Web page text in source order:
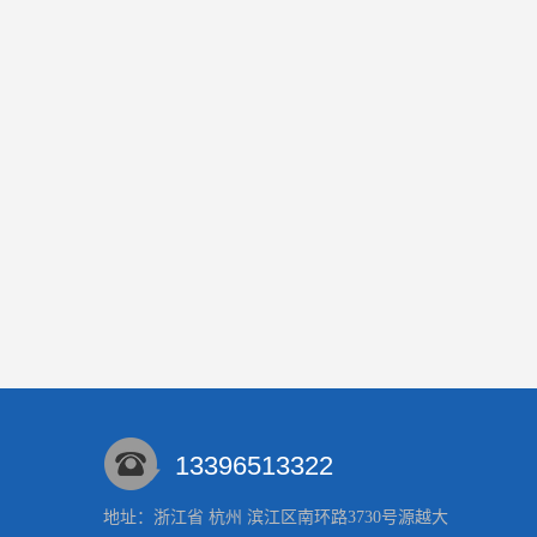
13396513322
地址：浙江省 杭州 滨江区南环路3730号源越大